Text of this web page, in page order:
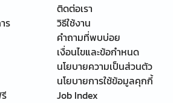
ร
ติดต่อเรา
วิธีใช้งาน
คำถามที่พบบ่อย
เงื่อนไขและข้อกำหนด
นโยบายความเป็นส่วนตัว
นโยบายการใช้ข้อมูลคุกกี้
Job Index